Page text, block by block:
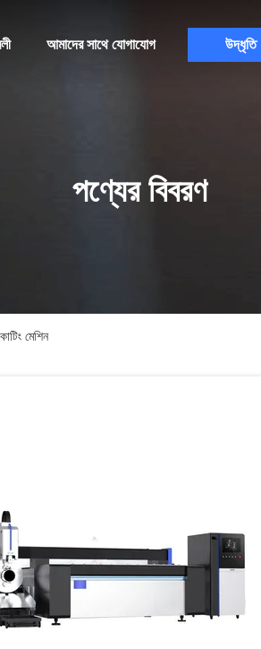
আমাদের সাথে যোগাযোগ উদ্ধৃতি
পণ্যের বিবরণ
মেশিন